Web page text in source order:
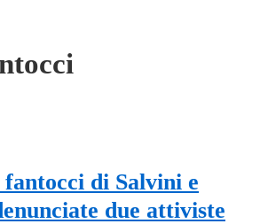
di Salvini e
due attiviste